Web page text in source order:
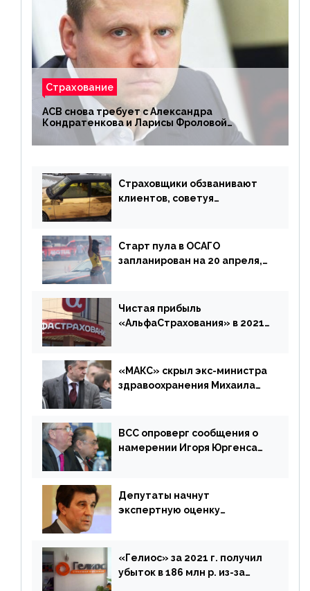
Страхование
АСВ снова требует с Александра
Кондратенкова и Ларисы Фроловой
возмещения убытков на 1,5 млрд р.
Страховщики обзванивают
клиентов, советуя
Старт пула в ОСАГО
запланирован на 20 апреля,
дублировать [дополнено]
Чистая прибыль
«АльфаСтрахования» в 2021
«МАКС» скрыл экс-министра
здравоохранения Михаила
ВСС опроверг сообщения о
намерении Игоря Юргенса
Депутаты начнут
экспертную оценку
«Гелиос» за 2021 г. получил
убыток в 186 млн р. из-за